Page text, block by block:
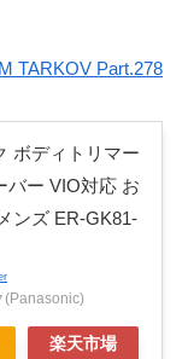
TARKOV Part.278
ボディトリマー
バー VIO対応 お
ンズ ER-GK81-
(Panasonic)
楽天市場